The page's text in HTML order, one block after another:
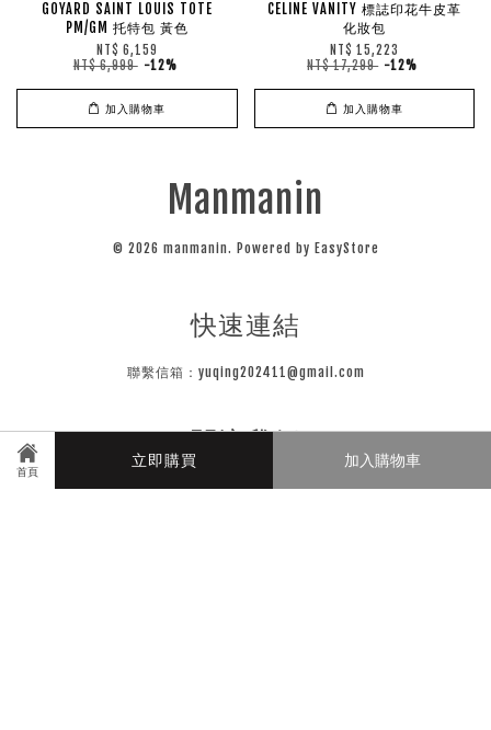
首頁
立即購買 加入購物車
GOYARD SAINT LOUIS TOTE
PM/GM 托特包 黃色
NT$ 6,159
NT$ 6,999 -12%
加入購物車
CELINE VANITY 標誌印花牛皮革
化妝包
NT$ 15,223
NT$ 17,299 -12%
加入購物車
Manmanin
© 2026 manmanin. Powered by EasyStore
快速連結
聯繫信箱：yuqing202411@gmail.com
關注我們
InstagramLine